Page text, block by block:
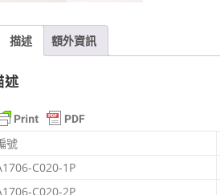
描述 額外資訊
述
號
C020-1P
C020-2P